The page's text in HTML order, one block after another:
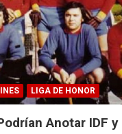
LIGA DE HONOR
Anotar IDF y